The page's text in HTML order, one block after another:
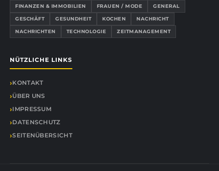
FINANZEN & IMMOBILIEN FRAUEN / MODE
GENERAL
GESCHÄFT
GESUNDHEIT KOCHEN
NACHRICHT
NACHRICHTEN
TECHNOLOGIE ZEITMANAGEMENT
NÜTZLICHE LINKS
KONTAKT
ÜBER UNS
IMPRESSUM
DATENSCHUTZ
SEITENÜBERSICHT